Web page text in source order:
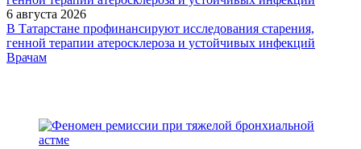
6 августа 2026
В Татарстане профинансируют исследования старения,
генной терапии атеросклероза и устойчивых инфекций
/doctor/oncology/Bronkhialnaya-astma-u-detey/
Врачам